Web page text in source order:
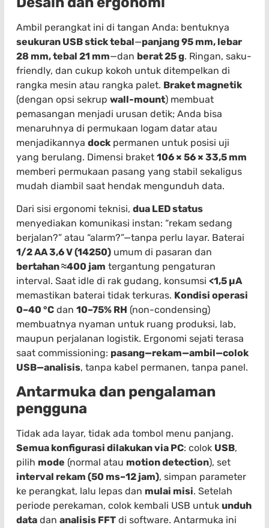
Ambil perangkat ini di tangan Anda: bentuknya
seukuran USB stick tebal—panjang 95 mm, lebar
28 mm, tebal 21 mm—dan berat 25 g. Ringan, saku-
friendly, dan cukup kokoh untuk ditempelkan di
rangka mesin atau rangka palet. Braket magnetik
(dengan opsi sekrup wall-mount) membuat
pemasangan menjadi urusan detik; Anda bisa
menaruhnya di permukaan logam datar atau
menjadikannya dock permanen untuk posisi uji
yang berulang. Dimensi braket 106 × 56 × 33,5 mm
memberi permukaan pasang yang stabil sekaligus
mudah diambil saat hendak mengunduh data.
Dari sisi ergonomi teknisi, dua LED status
menyediakan komunikasi instan: “rekam sedang
berjalan?” atau “alarm?”—tanpa perlu layar. Baterai
1/2 AA 3,6 V (14250) umum di pasaran dan
bertahan ≈400 jam tergantung pengaturan
interval. Saat idle di rak gudang, konsumsi <1,5 µA
memastikan baterai tidak terkuras. Kondisi operasi
0–40 °C dan 10–75% RH (non-condensing)
membuatnya nyaman untuk ruang produksi, lab,
maupun perjalanan logistik. Ergonomi sejati terasa
saat commissioning: pasang—rekam—ambil—colok
USB—analisis, tanpa kabel permanen, tanpa panel.
Antarmuka dan pengalaman
pengguna
Tidak ada layar, tidak ada tombol menu panjang.
Semua konfigurasi dilakukan via PC: colok USB,
pilih mode (normal atau motion detection), set
interval rekam (50 ms–12 jam), simpan parameter
ke perangkat, lalu lepas dan mulai misi. Setelah
periode perekaman, colok kembali USB untuk unduh
data dan analisis FFT di software. Antarmuka ini